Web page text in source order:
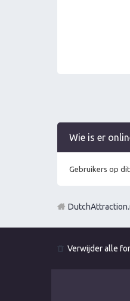
Wie is er
Gebruikers op
Verwijder alle